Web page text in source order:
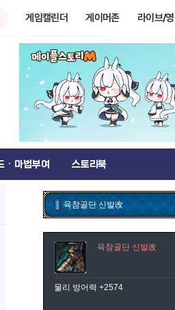
게임캘린더 게이머존 라이브/
· 마법부여 스토리북
육참골단 신발改
육참골단 신발改
물리 방어력 +2574